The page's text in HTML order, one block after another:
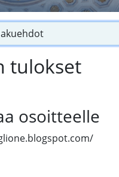
tulokset
osoitteelle